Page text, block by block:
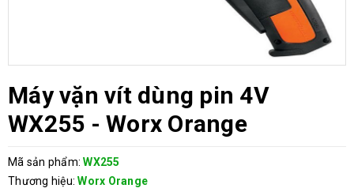
Máy vặn vít dùng pin 4V
WX255 - Worx Orange
Mã sản phẩm: WX255
Thương hiệu: Worx Orange